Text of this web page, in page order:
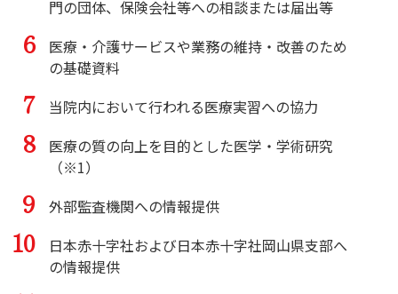
門の団体、保険会社等への相談または届出等
医療・介護サービスや業務の維持・改善のため
の基礎資料
当院内において行われる医療実習への協力
医療の質の向上を目的とした医学・学術研究
（※1）
外部監査機関への情報提供
日本赤十字社および日本赤十字社岡山県支部へ
の情報提供